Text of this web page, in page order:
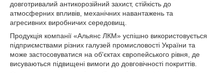
довготривалий антикорозійний захист, стійкість до
атмосферних впливів, механічних навантажень та
агресивних виробничих середовищ.
Продукція компанії «Альянс ЛКМ» успішно використовується
підприємствами різних галузей промисловості України та
може застосовуватися на об'єктах європейського рівня, де
висуваються підвищені вимоги до довговічності покриттів.